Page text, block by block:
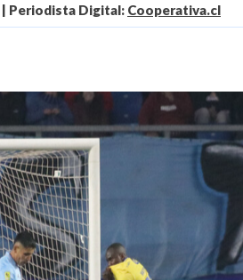
| Periodista Digital: Cooperativa.cl